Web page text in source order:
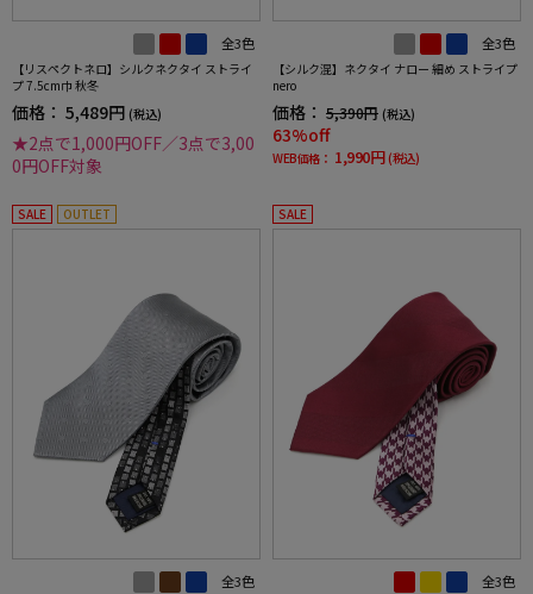
全3色
【リスペクトネロ】シルクネクタイ ストライ
プ 7.5cm巾 秋冬
価格： 5,489円 (税込)
★2点で1,000円OFF／3点で3,00
0円OFF対象
全3色
【シルク混】ネクタイ ナロー 細め ストライプ
nero
価格： 5,390円 (税込)
63%off
WEB価格： 1,990円 (税込)
SALE OUTLET
全3色
SALE
全3色